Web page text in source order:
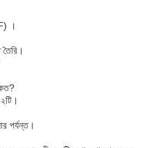
।
পর্যন্ত।